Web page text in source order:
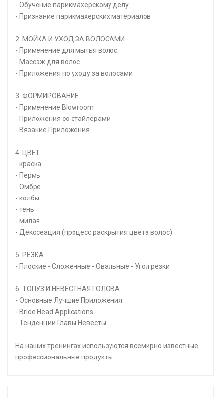
- Обучение парикмахерскому делу
- Признание парикмахерских материалов
2. МОЙКА И УХОД ЗА ВОЛОСАМИ
- Применение для мытья волос
- Массаж для волос
- Приложения по уходу за волосами
3. ФОРМИРОВАНИЕ
- Применение Blowroom
- Приложения со стайлерами
- Вязание Приложения
4. ЦВЕТ
- краска
- Пермь
- Омбре.
- колбы
- тень
- милая
- Декосеация (процесс раскрытия цвета волос)
5. РЕЗКА
- Плоские - Сложенные - Овальные - Угол резки
6. ТОПУЗ И НЕВЕСТНАЯ ГОЛОВА
- Основные Лучшие Приложения
- Bride Head Applications
- Тенденции Главы Невесты
На наших тренингах используются всемирно известные
профессиональные продукты.